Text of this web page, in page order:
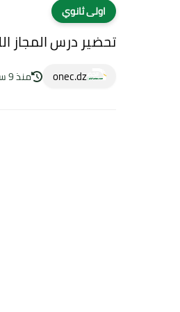
اولى ثانوي
تحضير درس المجاز
onec.dz منذ 9 سنة